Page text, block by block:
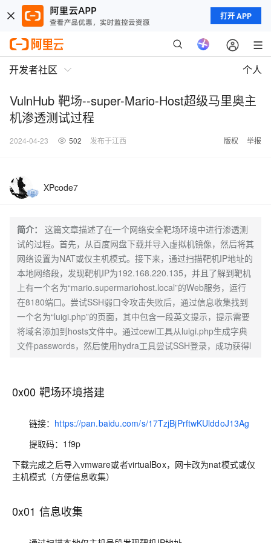
打开 APP
开发者社区 个人
VulnHub 靶场--super-Mario-Host超级马里奥主
机渗透测试过程
2024-04-23 502 发布于江西 版权 举报
XPcode7
简介：
这篇文章描述了在一个网络安全靶场环境中进行渗透测
试的过程。首先，从百度网盘下载并导入虚拟机镜像，然后将其
网络设置为NAT或仅主机模式。接下来，通过扫描靶机IP地址的
本地网络段，发现靶机IP为192.168.220.135，并且了解到靶机
上有一个名为“mario.supermariohost.local”的Web服务，运行
在8180端口。尝试SSH弱口令攻击失败后，通过信息收集找到
一个名为“luigi.php”的页面，其中包含一段英文提示，提示需要
将域名添加到hosts文件中。通过cewl工具从luigi.php生成字典
文件passwords，然后使用hydra工具尝试SSH登录，成功获得l
0x00 靶场环境搭建
链接： https://pan.baidu.com/s/17TzjBjPrftwKUlddoJ13Ag
提取码：1f9p
下载完成之后导入vmware或者virtualBox，网卡改为nat模式或仅
主机模式（方便信息收集）
0x01 信息收集